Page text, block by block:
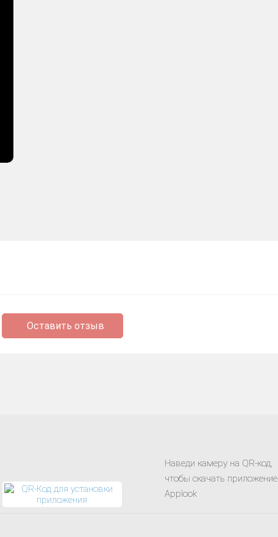
Оставить отзыв
Наведи камеру на QR-код,
чтобы скачать приложение
Applook